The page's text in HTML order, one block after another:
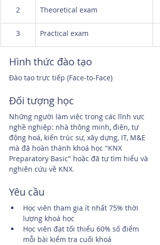
2 Theoretical exam
3 Practical exam
Hình thức đào tạo
Đào tạo trực tiếp (Face-to-Face)
Đối tượng học
Những người làm việc trong các lĩnh vực
nghề nghiệp: nhà thông minh, điện, tự
động hoá, kiến trúc sư, xây dựng, IT, M&E
mà đã hoàn thành khoá học "KNX
Preparatory Basic" hoặc đã tự tìm hiểu và
nghiên cứu về KNX.
Yêu cầu
Học viên tham gia ít nhất 75% thời
lượng khoá học
Học viên đạt tối thiểu 60% số điểm
mỗi bài kiểm tra cuối khoá